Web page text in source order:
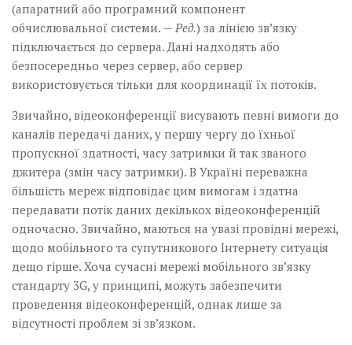
(апаратний або програмний компонент
обчислювальної системи. —Ред.) за лінією зв’язку
підключається до сервера. Дані надходять або
безпосередньо через сервер, або сервер
використовується тільки для координації їх потоків.
Звичайно, відеоконференції вису­вають певні вимоги до
каналів передачі даних, у першу чергу до їхньої
пропускної здатно­сті, часу затримки й так званого
джитера (змін часу затримки). В Україні переважна
більшість мереж відповідає цим вимогам і здатна
передавати потік даних декількох відеоконференцій
одночасно. Звичайно, маються на увазі провідні мережі,
щодо мобільного та супутникового Інтернету ситуація
дещо гірше. Хоча сучасні мережі мобільного зв’язку
стандарту 3G, у принципі, можуть забезпечити
проведення відеоконференцій, однак лише за
відсутності проблем зі зв’язком.